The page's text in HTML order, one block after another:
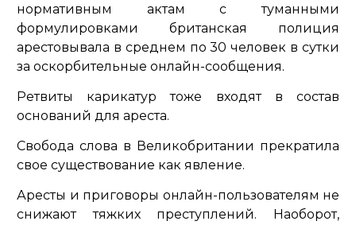
нормативным актам с туманными
формулировками британская полиция
арестовывала в среднем по 30 человек в сутки
за оскорбительные онлайн-сообщения.
Ретвиты карикатур тоже входят в состав
оснований для ареста.
Свобода слова в Великобритании прекратила
свое существование как явление.
Аресты и приговоры онлайн-пользователям не
снижают тяжких преступлений. Наоборот,